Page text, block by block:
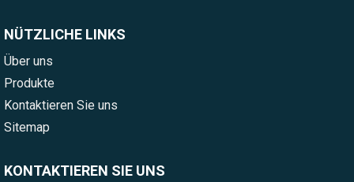
NÜTZLICHE LINKS
Über uns
Produkte
Kontaktieren Sie uns
Sitemap
KONTAKTIEREN SIE UNS